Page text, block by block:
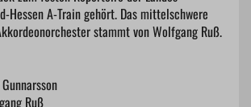
Hessen A-Train gehört. Das mittelschwere
stammt von Wolfgang Ruß.
Ruß